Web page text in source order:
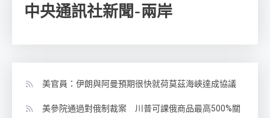
中央通訊社新聞-兩岸
美官員：伊朗與阿曼預期很快就荷莫茲海峽達成協議
美參院通過對俄制裁案 川普可課俄商品最高500%關